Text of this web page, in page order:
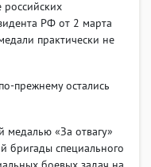
РФ от 2 марта
практически не
прежнему остались
«За отвагу»
бригады специального